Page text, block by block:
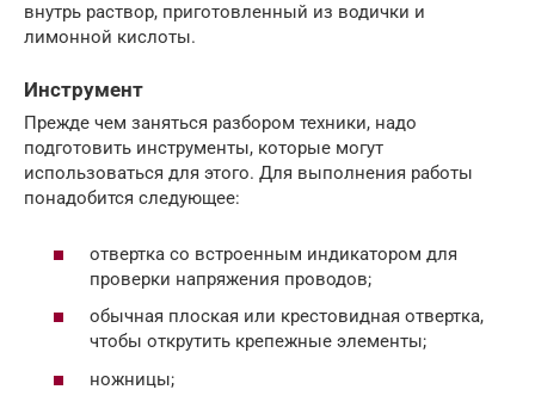
внутрь раствор, приготовленный из водички и
лимонной кислоты.
Инструмент
Прежде чем заняться разбором техники, надо
подготовить инструменты, которые могут
использоваться для этого. Для выполнения работы
понадобится следующее:
отвертка со встроенным индикатором для
проверки напряжения проводов;
обычная плоская или крестовидная отвертка,
чтобы открутить крепежные элементы;
ножницы;